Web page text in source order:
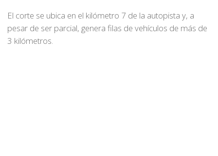
El corte se ubica en el kilómetro 7 de la autopista y, a
pesar de ser parcial, genera filas de vehículos de más de
3 kilómetros.